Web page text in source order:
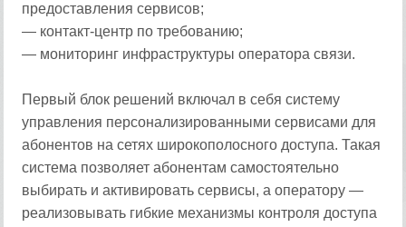
предоставления сервисов;
— контакт-центр по требованию;
— мониторинг инфраструктуры оператора связи.
Первый блок решений включал в себя систему
управления персонализированными сервисами для
абонентов на сетях широкополосного доступа. Такая
система позволяет абонентам самостоятельно
выбирать и активировать сервисы, а оператору —
реализовывать гибкие механизмы контроля доступа